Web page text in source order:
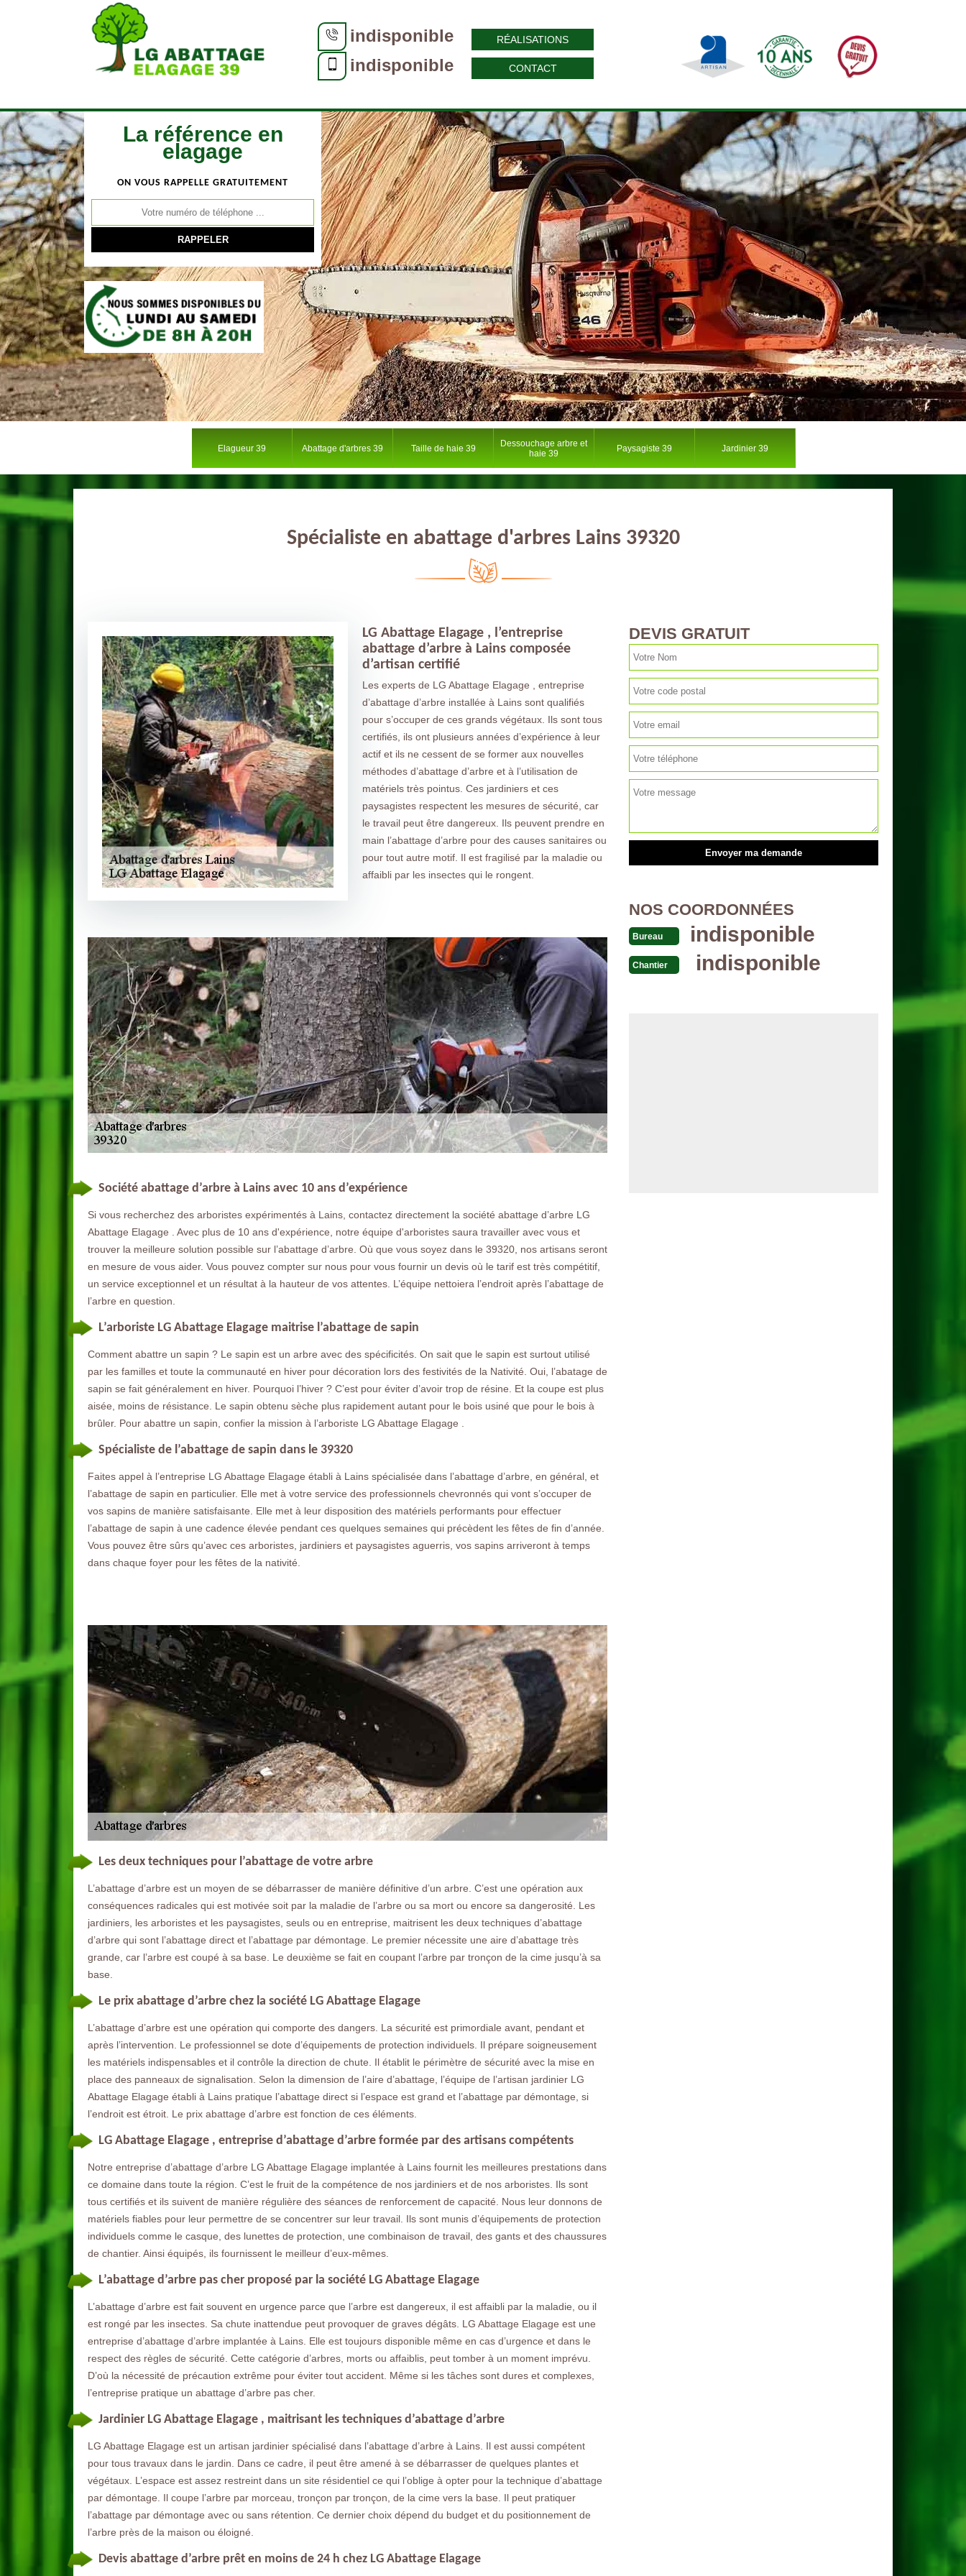
indisponible
indisponible
RÉALISATIONS
CONTACT
La référence en
elagage
ON VOUS RAPPELLE GRATUITEMENT
Elagueur 39 Abattage d'arbres 39 Taille de haie 39
Dessouchage arbre et
haie 39
Paysagiste 39 Jardinier 39
Spécialiste en abattage d'arbres Lains 39320
LG Abattage Elagage , l’entreprise
abattage d’arbre à Lains composée
d’artisan certifié
Les experts de LG Abattage Elagage , entreprise
d’abattage d’arbre installée à Lains sont qualifiés
pour s’occuper de ces grands végétaux. Ils sont tous
certifiés, ils ont plusieurs années d’expérience à leur
actif et ils ne cessent de se former aux nouvelles
méthodes d’abattage d’arbre et à l’utilisation de
matériels très pointus. Ces jardiniers et ces
paysagistes respectent les mesures de sécurité, car
le travail peut être dangereux. Ils peuvent prendre en
main l’abattage d’arbre pour des causes sanitaires ou
pour tout autre motif. Il est fragilisé par la maladie ou
affaibli par les insectes qui le rongent.
Société abattage d’arbre à Lains avec 10 ans d’expérience
Si vous recherchez des arboristes expérimentés à Lains, contactez directement la société abattage d’arbre LG
Abattage Elagage . Avec plus de 10 ans d'expérience, notre équipe d'arboristes saura travailler avec vous et
trouver la meilleure solution possible sur l’abattage d’arbre. Où que vous soyez dans le 39320, nos artisans seront
en mesure de vous aider. Vous pouvez compter sur nous pour vous fournir un devis où le tarif est très compétitif,
un service exceptionnel et un résultat à la hauteur de vos attentes. L’équipe nettoiera l’endroit après l’abattage de
l’arbre en question.
L’arboriste LG Abattage Elagage maitrise l’abattage de sapin
Comment abattre un sapin ? Le sapin est un arbre avec des spécificités. On sait que le sapin est surtout utilisé
par les familles et toute la communauté en hiver pour décoration lors des festivités de la Nativité. Oui, l’abatage de
sapin se fait généralement en hiver. Pourquoi l’hiver ? C’est pour éviter d’avoir trop de résine. Et la coupe est plus
aisée, moins de résistance. Le sapin obtenu sèche plus rapidement autant pour le bois usiné que pour le bois à
brûler. Pour abattre un sapin, confier la mission à l’arboriste LG Abattage Elagage .
Spécialiste de l’abattage de sapin dans le 39320
Faites appel à l’entreprise LG Abattage Elagage établi à Lains spécialisée dans l’abattage d’arbre, en général, et
l’abattage de sapin en particulier. Elle met à votre service des professionnels chevronnés qui vont s’occuper de
vos sapins de manière satisfaisante. Elle met à leur disposition des matériels performants pour effectuer
l’abattage de sapin à une cadence élevée pendant ces quelques semaines qui précèdent les fêtes de fin d’année.
Vous pouvez être sûrs qu’avec ces arboristes, jardiniers et paysagistes aguerris, vos sapins arriveront à temps
dans chaque foyer pour les fêtes de la nativité.
Les deux techniques pour l’abattage de votre arbre
L’abattage d’arbre est un moyen de se débarrasser de manière définitive d’un arbre. C’est une opération aux
conséquences radicales qui est motivée soit par la maladie de l’arbre ou sa mort ou encore sa dangerosité. Les
jardiniers, les arboristes et les paysagistes, seuls ou en entreprise, maitrisent les deux techniques d’abattage
d’arbre qui sont l’abattage direct et l’abattage par démontage. Le premier nécessite une aire d’abattage très
grande, car l’arbre est coupé à sa base. Le deuxième se fait en coupant l’arbre par tronçon de la cime jusqu’à sa
base.
Le prix abattage d’arbre chez la société LG Abattage Elagage
L’abattage d’arbre est une opération qui comporte des dangers. La sécurité est primordiale avant, pendant et
après l’intervention. Le professionnel se dote d’équipements de protection individuels. Il prépare soigneusement
les matériels indispensables et il contrôle la direction de chute. Il établit le périmètre de sécurité avec la mise en
place des panneaux de signalisation. Selon la dimension de l’aire d’abattage, l’équipe de l’artisan jardinier LG
Abattage Elagage établi à Lains pratique l’abattage direct si l’espace est grand et l’abattage par démontage, si
l’endroit est étroit. Le prix abattage d’arbre est fonction de ces éléments.
LG Abattage Elagage , entreprise d’abattage d’arbre formée par des artisans compétents
Notre entreprise d’abattage d’arbre LG Abattage Elagage implantée à Lains fournit les meilleures prestations dans
ce domaine dans toute la région. C’est le fruit de la compétence de nos jardiniers et de nos arboristes. Ils sont
tous certifiés et ils suivent de manière régulière des séances de renforcement de capacité. Nous leur donnons de
matériels fiables pour leur permettre de se concentrer sur leur travail. Ils sont munis d’équipements de protection
individuels comme le casque, des lunettes de protection, une combinaison de travail, des gants et des chaussures
de chantier. Ainsi équipés, ils fournissent le meilleur d’eux-mêmes.
L’abattage d’arbre pas cher proposé par la société LG Abattage Elagage
L’abattage d’arbre est fait souvent en urgence parce que l’arbre est dangereux, il est affaibli par la maladie, ou il
est rongé par les insectes. Sa chute inattendue peut provoquer de graves dégâts. LG Abattage Elagage est une
entreprise d’abattage d’arbre implantée à Lains. Elle est toujours disponible même en cas d’urgence et dans le
respect des règles de sécurité. Cette catégorie d’arbres, morts ou affaiblis, peut tomber à un moment imprévu.
D’où la nécessité de précaution extrême pour éviter tout accident. Même si les tâches sont dures et complexes,
l’entreprise pratique un abattage d’arbre pas cher.
Jardinier LG Abattage Elagage , maitrisant les techniques d’abattage d’arbre
LG Abattage Elagage est un artisan jardinier spécialisé dans l’abattage d’arbre à Lains. Il est aussi compétent
pour tous travaux dans le jardin. Dans ce cadre, il peut être amené à se débarrasser de quelques plantes et
végétaux. L’espace est assez restreint dans un site résidentiel ce qui l’oblige à opter pour la technique d’abattage
par démontage. Il coupe l’arbre par morceau, tronçon par tronçon, de la cime vers la base. Il peut pratiquer
l’abattage par démontage avec ou sans rétention. Ce dernier choix dépend du budget et du positionnement de
l’arbre près de la maison ou éloigné.
Devis abattage d’arbre prêt en moins de 24 h chez LG Abattage Elagage
DEVIS GRATUIT
NOS COORDONNÉES
Bureau indisponible
Chantier indisponible